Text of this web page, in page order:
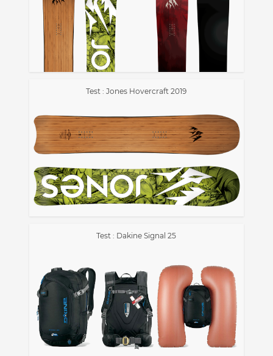
Test : Jones Hovercraft 2019
Test : Dakine Signal 25